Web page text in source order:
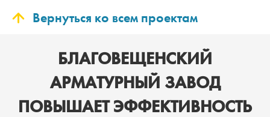
Вернуться ко всем проектам
БЛАГОВЕЩЕНСКИЙ
АРМАТУРНЫЙ ЗАВОД
ПОВЫШАЕТ ЭФФЕКТИВНОСТЬ